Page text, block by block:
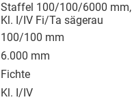
Staffel 100/100/6000 mm,
Kl. I/IV Fi/Ta sägerau
100/100 mm
6.000 mm
Fichte
Kl. I/IV